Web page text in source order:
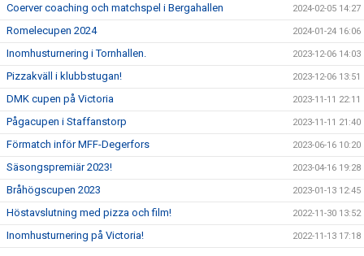
Coerver coaching och matchspel i Bergahallen 2024-02-05 14:27
Romelecupen 2024 2024-01-24 16:06
Inomhusturnering i Tornhallen. 2023-12-06 14:03
Pizzakväll i klubbstugan! 2023-12-06 13:51
DMK cupen på Victoria 2023-11-11 22:11
Pågacupen i Staffanstorp 2023-11-11 21:40
Förmatch inför MFF-Degerfors 2023-06-16 10:20
Säsongspremiär 2023! 2023-04-16 19:28
Bråhögscupen 2023 2023-01-13 12:45
Höstavslutning med pizza och film! 2022-11-30 13:52
Inomhusturnering på Victoria! 2022-11-13 17:18